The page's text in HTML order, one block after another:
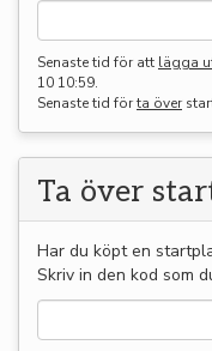
Senaste tid för att lägga
10 10:59.
Senaste tid förta över
Ta över
Har du köpt en
Skriv in den kod som